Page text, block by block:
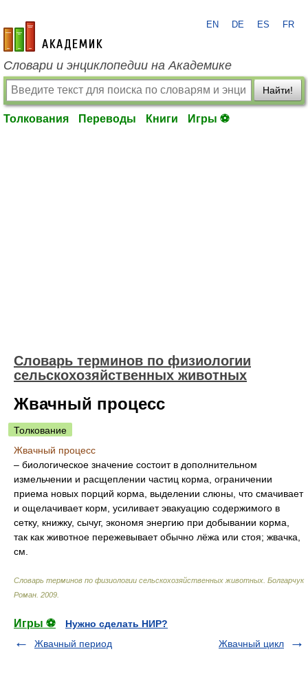
academic.ru
EN DE ES FR
Словари и энциклопедии на Академике
Найти!
Толкования Переводы Книги Игры ⚽
Словарь терминов по физиологии
сельскохозяйственных животных
Жвачный процесс
Толкование
Жвачный процесс
– биологическое значение состоит в дополнительном
измельчении и расщеплении частиц корма, ограничении
приема новых порций корма, выделении слюны, что смачивает
и ощелачивает корм, усиливает эвакуацию содержимого в
сетку, книжку, сычуг, экономя энергию при добывании корма,
так как животное пережевывает обычно лёжа или стоя; жвачка,
см.
Словарь терминов по физиологии сельскохозяйственных животных Болгарчук
Роман 2009
Игры ⚽
Нужно сделать НИР?
Жвачный период
Жвачный цикл